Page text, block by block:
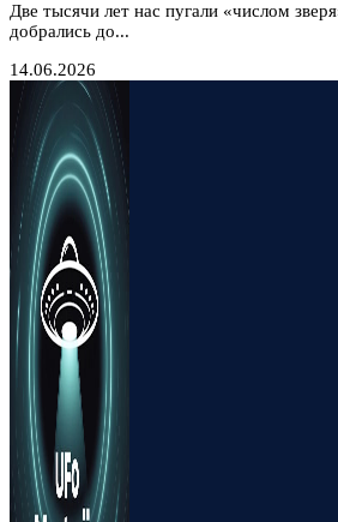
Две тысячи лет нас пугали «числом
добрались до...
14.06.2026